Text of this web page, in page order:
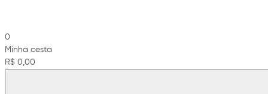
0
Minha cesta
R$ 0,00